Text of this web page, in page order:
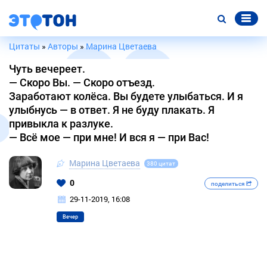
Цитаты » Авторы »Марина Цветаева
Чуть вечереет.
— Скоро Вы. — Скоро отъезд.
Заработают колёса. Вы будете улыбаться. И я
улыбнусь — в ответ. Я не буду плакать. Я
привыкла к разлуке.
— Всё мое — при мне! И вся я — при Вас!
Марина Цветаева 380 цитат
0 поделиться
29-11-2019, 16:08
Вечер